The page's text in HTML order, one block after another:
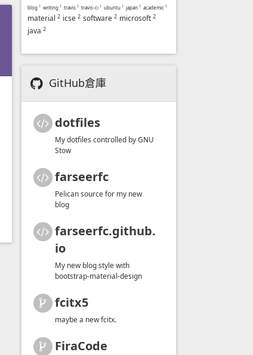
blog 1 writing 1 travis 1 travis-ci 1 ubuntu 1 japan 1 academic 1
material 2 icse 2 software 2 microsoft 2
java 2
GitHub倉庫
dotfiles
My dotfiles controlled by GNU
Stow
farseerfc
Pelican source for my new
blog
farseerfc.github.
io
My new blog style with
bootstrap-material-design
fcitx5
maybe a new fcitx.
FiraCode